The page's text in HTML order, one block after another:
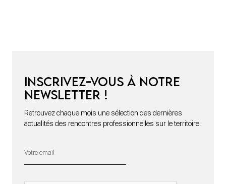
Inscrivez-vous à notre
newsletter !
Retrouvez chaque mois une sélection des dernières
actualités des rencontres professionnelles sur le territoire.